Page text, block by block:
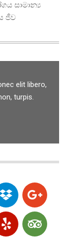
සාමාන්‍ය
ජීව
elit libero,
turpis.